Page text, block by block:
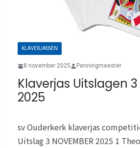
KLAVERJASSEN
8 november 2025 Penningmeester
Klaverjas Uitslagen
2025
sv Ouderkerk klaverjas
Uitslag 3 NOVEMBER 2025 1